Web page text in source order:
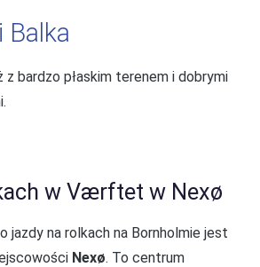
z bardzo płaskim terenem i dobrymi
w Værftet w Nexø
jazdy na rolkach na Bornholmie jest
Nexø. To centrum